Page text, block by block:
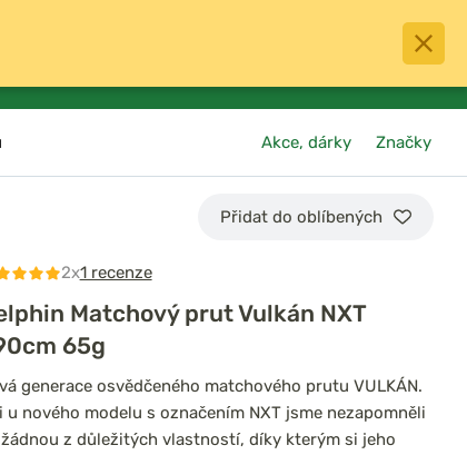
0
košík
Akce, dárky Značky
Přidat do oblíbených
2x1 recenze
Matchový prut Vulkán NXT
65g
generace osvědčeného matchového prutu VULKÁN.
u nového modelu s označením NXT jsme nezapomněli
žádnou z důležitých vlastností, díky kterým si jeho